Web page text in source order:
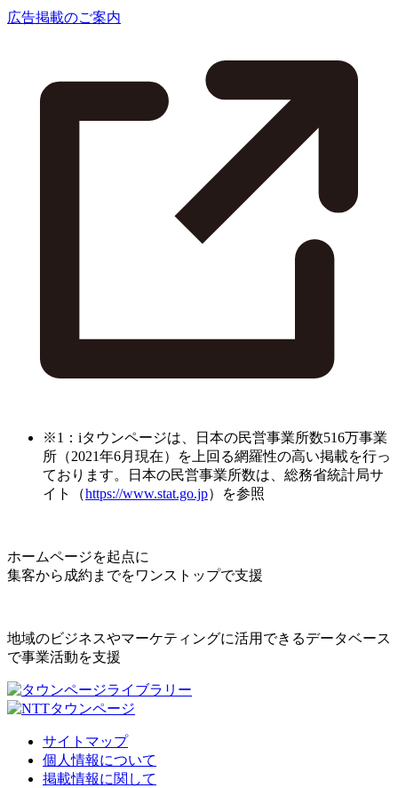
広告掲載のご案内
※1：iタウンページは、日本の民営事業所数516万事業
所（2021年6月現在）を上回る網羅性の高い掲載を行っ
ております。日本の民営事業所数は、総務省統計局サ
イト（https://www.stat.go.jp）を参照
ホームページを起点に
集客から成約までをワンストップで支援
地域のビジネスやマーケティングに活用できるデータベース
で事業活動を支援
サイトマップ
個人情報について
掲載情報に関して